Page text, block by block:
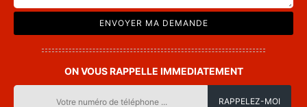
ON VOUS RAPPELLE IMMEDIATEMENT